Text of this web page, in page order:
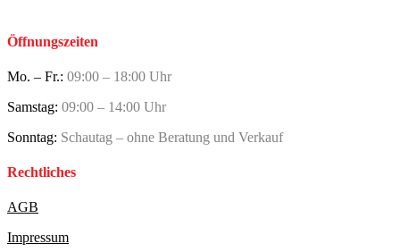
Öffnungszeiten
Mo. – Fr.: 09:00 – 18:00 Uhr
Samstag: 09:00 – 14:00 Uhr
Sonntag: Schautag – ohne Beratung und Verkauf
Rechtliches
AGB
Impressum